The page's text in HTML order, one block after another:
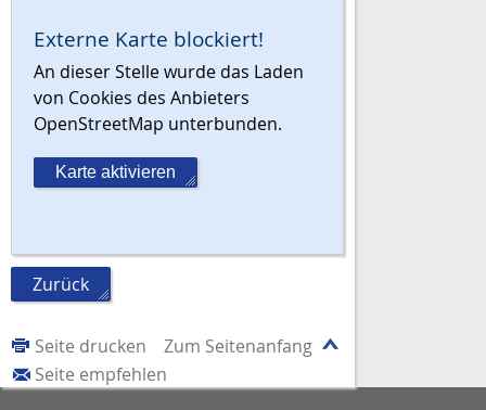
Externe Karte blockiert!
An dieser Stelle wurde das Laden
von Cookies des Anbieters
OpenStreetMap unterbunden.
Karte aktivieren
Zurück
Zum Seitenanfang
Seite drucken
Seite empfehlen